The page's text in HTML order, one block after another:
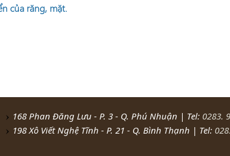
của răng, mặt.
168 Phan Đăng Lưu - P. 3 - Q. Phú Nhuận | Tel: 0283.
198 Xô Viết Nghệ Tĩnh - P. 21 - Q. Bình Thạnh | Tel: